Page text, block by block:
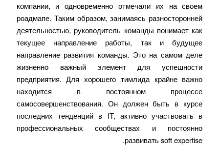
компании, и одновременно отмечали их на своем
роадмапе. Таким образом, занимаясь разносторонней
деятельностью, руководитель команды понимает как
текущее направление работы, так и будущее
направление развития команды. Это на самом деле
жизненно важный элемент для успешности
предприятия. Для хорошего тимлида крайне важно
находится в постоянном процессе
самосовершенствования. Он должен быть в курсе
последних тенденций в IT, активно участвовать в
профессиональных сообществах и постоянно
развивать soft expertise.